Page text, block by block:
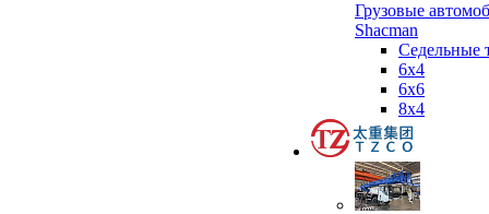
Грузовые
Shacman
Седельные
6х4
6x6
8x4